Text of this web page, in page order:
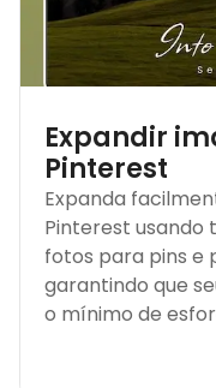
Expandir
Pinterest
Expanda
Pinterest usando
fotos para pins e
garantindo que
o mínimo de